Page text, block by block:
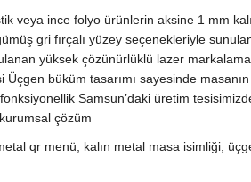
veya ince folyo ürünlerin aksine 1 mm
gri fırçalı yüzey seçenekleriyle
yüksek çözünürlüklü lazer
Üçgen büküm tasarımı sayesinde
Samsun’daki üretim
çözüm
qr menü, kalın metal masa isimliği,